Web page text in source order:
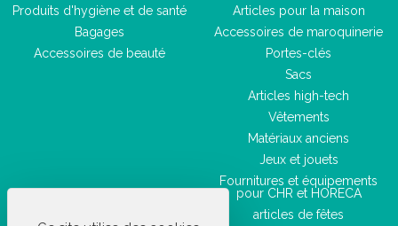
Produits d'hygiène et de santé
Bagages
Accessoires de beauté
Articles pour la maison
Accessoires de maroquinerie
Portes-clés
Sacs
Articles high-tech
Vêtements
Matériaux anciens
Jeux et jouets
Fournitures et équipements
pour CHR et HORECA
articles de fêtes